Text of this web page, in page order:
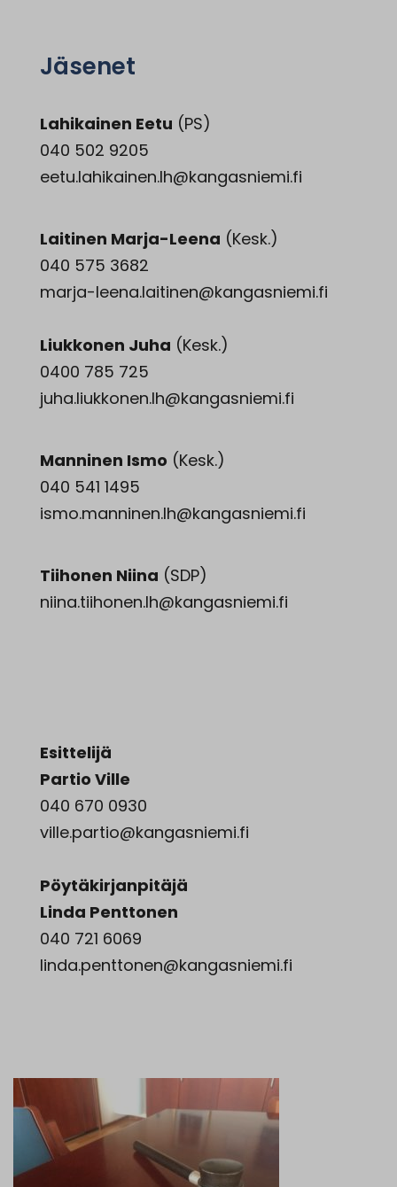
Jäsenet
Lahikainen Eetu (PS)
040 502 9205
eetu.lahikainen.lh@kangasniemi.fi
Laitinen Marja-Leena (Kesk.)
040 575 3682
marja-leena.laitinen@kangasniemi.fi
Liukkonen Juha (Kesk.)
0400 785 725
juha.liukkonen.lh@kangasniemi.fi
Manninen Ismo (Kesk.)
040 541 1495
ismo.manninen.lh@kangasniemi.fi
Tiihonen Niina (SDP)
niina.tiihonen.lh@kangasniemi.fi
Esittelijä
Partio Ville
040 670 0930
ville.partio@kangasniemi.fi
Pöytäkirjanpitäjä
Linda Penttonen
040 721 6069
linda.penttonen@kangasniemi.fi